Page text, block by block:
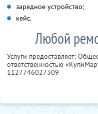
зарядное устройство;
кейс.
Любой
Услуги предоставляет:
ответственностью
1127746027309